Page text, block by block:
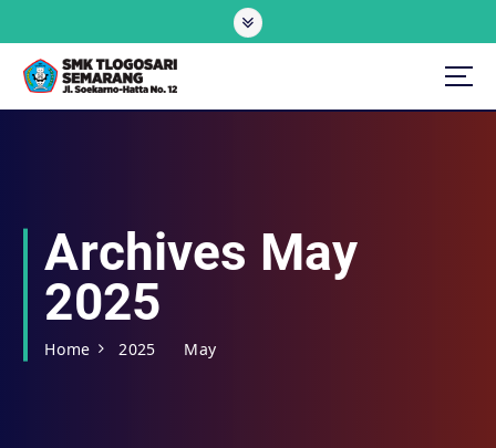
content
Archives May
2025
Home 2025 May